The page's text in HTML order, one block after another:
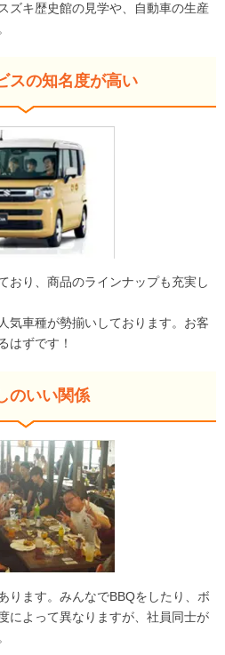
ズキ歴史館の見学や、自動車の生産
スの知名度が高い
おり、商品のラインナップも充実し
気車種が勢揃いしております。お客
はずです！
のいい関係
ります。みんなでBBQをしたり、ボ
によって異なりますが、社員同士が